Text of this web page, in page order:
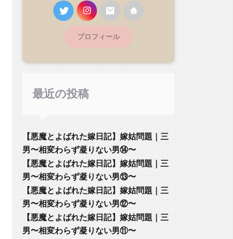
プロフィール
最近の投稿
【悪魔とよばれた嫁日記】嫁姑問題｜三
男〜相変わらず凝りない男⑭〜
【悪魔とよばれた嫁日記】嫁姑問題｜三
男〜相変わらず凝りない男⑬〜
【悪魔とよばれた嫁日記】嫁姑問題｜三
男〜相変わらず凝りない男⑫〜
【悪魔とよばれた嫁日記】嫁姑問題｜三
男〜相変わらず凝りない男⑪〜